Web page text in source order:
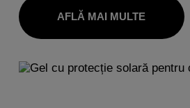
AFLĂ MAI MULTE